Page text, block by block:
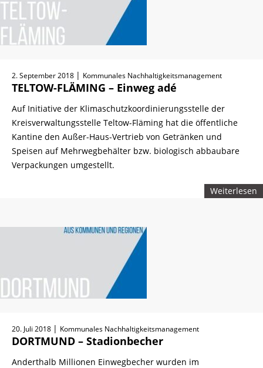
2. September 2018 | Kommunales Nachhaltigkeitsmanagement
TELTOW-FLÄMING – Einweg adé
Auf Initiative der Klimaschutzkoordinierungsstelle der
Kreisverwaltungsstelle Teltow-Fläming hat die öffentliche
Kantine den Außer-Haus-Vertrieb von Getränken und
Speisen auf Mehrwegbehälter bzw. biologisch abbaubare
Verpackungen umgestellt.
Weiterlesen
20. Juli 2018 | Kommunales Nachhaltigkeitsmanagement
DORTMUND – Stadionbecher
Anderthalb Millionen Einwegbecher wurden im